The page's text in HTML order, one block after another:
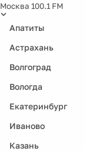
Москва 100.1 FM
Апатиты
Астрахань
Волгоград
Вологда
Екатеринбург
Иваново
Казань